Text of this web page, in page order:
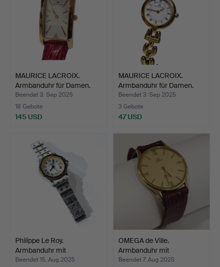
MAURICE LACROIX.
Armbanduhr für Damen.
Beendet 3. Sep 2025
18 Gebote
145 USD
MAURICE LACROIX.
Armbanduhr für Damen.
Beendet 3. Sep 2025
3 Gebote
47 USD
Philippe Le Roy.
Armbanduhr mit
Quarzuhrwe…
Beendet 15. Aug 2025
OMEGA de Ville.
Armbanduhr mit
Quarzuhrwer…
Beendet 7. Aug 2025